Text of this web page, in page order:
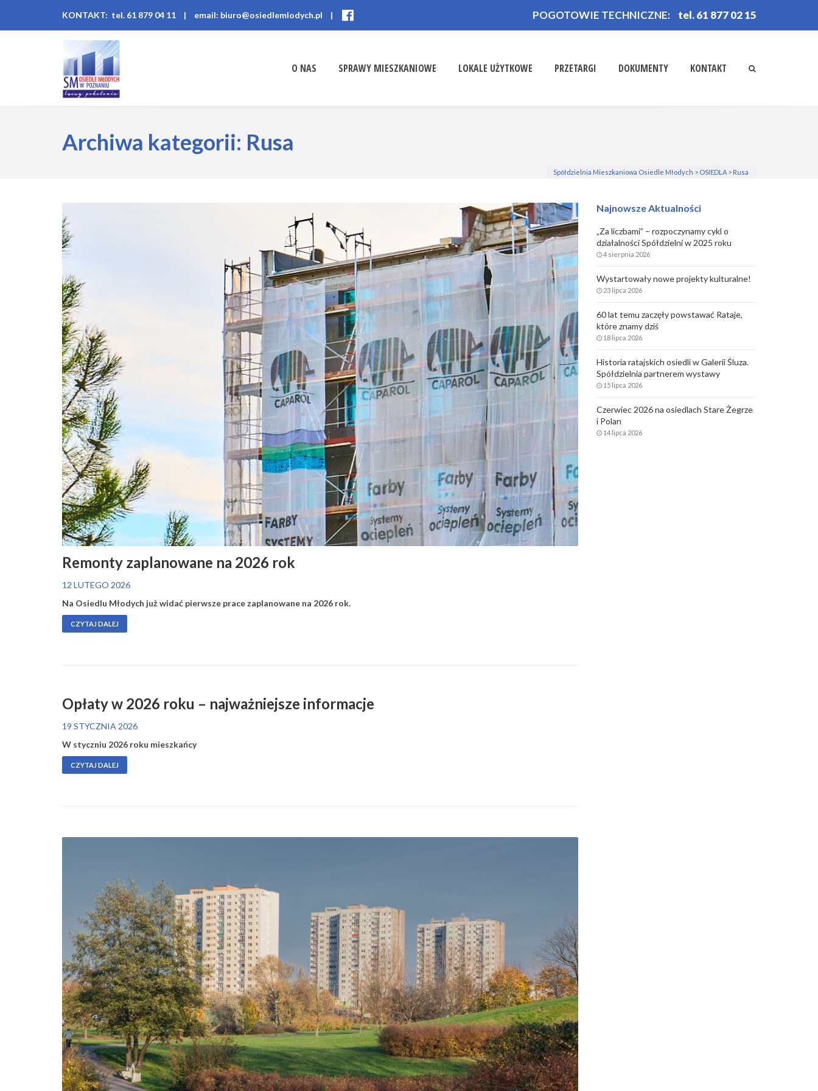
KONTAKT: tel. 61 879 04 11 | email: biuro@osiedlemlodych.pl | POGOTOWIE TECHNICZNE: tel. 61 877 02 15
O NAS SPRAWY MIESZKANIOWE LOKALE UŻYTKOWE PRZETARGI DOKUMENTY KONTAKT
Archiwa kategorii: Rusa
Spółdzielnia Mieszkaniowa Osiedle Młodych > OSIEDLA > Rusa
Remonty zaplanowane na 2026 rok
12 LUTEGO 2026
Na Osiedlu Młodych już widać pierwsze prace zaplanowane na 2026 rok.
CZYTAJ DALEJ
Opłaty w 2026 roku – najważniejsze informacje
19 STYCZNIA 2026
W styczniu 2026 roku mieszkańcy
CZYTAJ DALEJ
Najnowsze Aktualności
„Za liczbami” – rozpoczynamy cykl o
działalności Spółdzielni w 2025 roku
4 sierpnia 2026
Wystartowały nowe projekty kulturalne!
23 lipca 2026
60 lat temu zaczęły powstawać Rataje,
które znamy dziś
18 lipca 2026
Historia ratajskich osiedli w Galerii Śluza.
Spółdzielnia partnerem wystawy
15 lipca 2026
Czerwiec 2026 na osiedlach Stare Żegrze
i Polan
14 lipca 2026